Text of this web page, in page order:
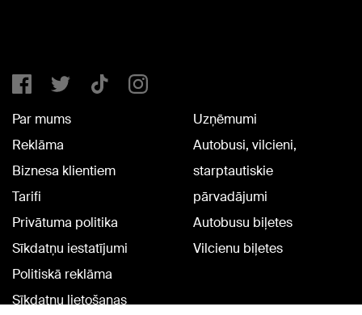
Par mums
Reklāma
Biznesa klientiem
Tarifi
Privātuma politika
Sīkdatņu iestatījumi
Politiskā reklāma
Sīkdatņu lietošanas
Uzņēmumi
Autobusi, vilcieni,
starptautiskie
pārvadājumi
Autobusu biļetes
Vilcienu biļetes